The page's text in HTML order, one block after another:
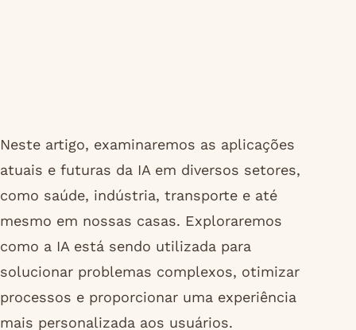
Neste artigo, examinaremos as aplicações
atuais e futuras da IA em diversos setores,
como saúde, indústria, transporte e até
mesmo em nossas casas. Exploraremos
como a IA está sendo utilizada para
solucionar problemas complexos, otimizar
processos e proporcionar uma experiência
mais personalizada aos usuários.